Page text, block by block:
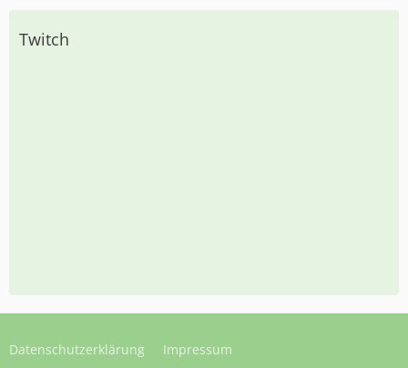
Twitch
Datenschutzerklärung Impressum